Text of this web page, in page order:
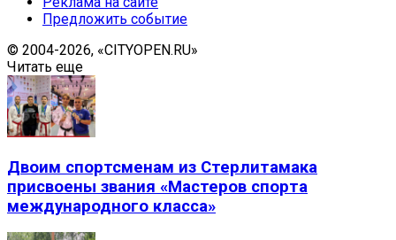
Предложить событие
© 2004-2026, «CITYOPEN.RU»
Читать еще
Двоим спортсменам из Стерлитамака
присвоены звания «Мастеров спорта
международного класса»